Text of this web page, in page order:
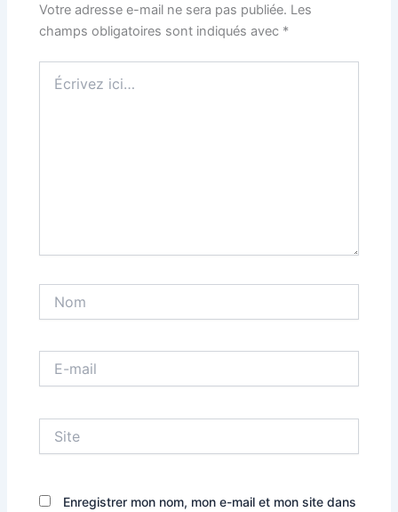
Votre adresse e-mail ne sera pas publiée. Les
champs obligatoires sont indiqués avec *
ici…
mail
Enregistrer mon nom, mon e-mail et mon site dans